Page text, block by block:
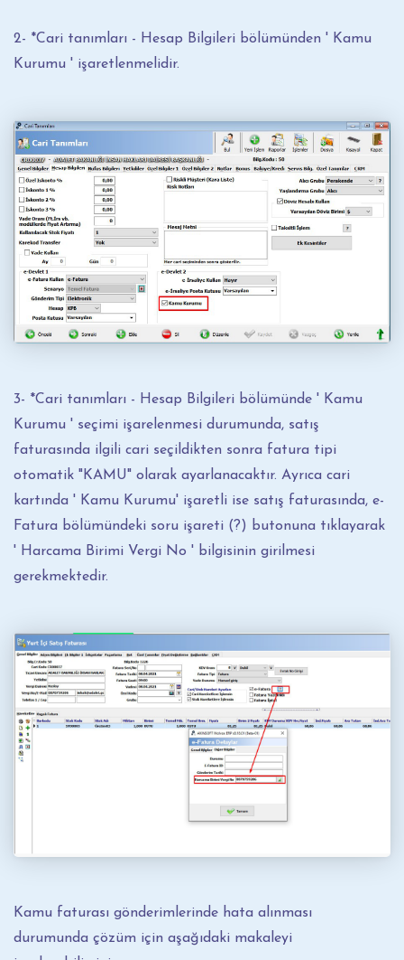
2- *Cari tanımları - Hesap Bilgileri bölümünden ' Kamu
Kurumu ' işaretlenmelidir.
3- *Cari tanımları - Hesap Bilgileri bölümünde ' Kamu
Kurumu ' seçimi işarelenmesi durumunda, satış
faturasında ilgili cari seçildikten sonra fatura tipi
otomatik "KAMU" olarak ayarlanacaktır. Ayrıca cari
kartında ' Kamu Kurumu' işaretli ise satış faturasında, e-
Fatura bölümündeki soru işareti (?) butonuna tıklayarak
' Harcama Birimi Vergi No ' bilgisinin girilmesi
gerekmektedir.
Kamu faturası gönderimlerinde hata alınması
durumunda çözüm için aşağıdaki makaleyi